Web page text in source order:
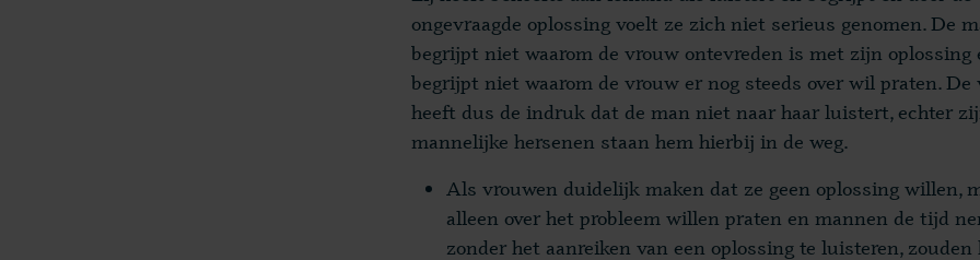
ongevraagde oplossing voelt ze zich niet serieus genomen. De
begrijpt niet waarom de vrouw ontevreden is met zijn oplossing
begrijpt niet waarom de vrouw er nog steeds over wil praten. De
heeft dus de indruk dat de man niet naar haar luistert, echter
mannelijke hersenen staan hem hierbij in de weg.
Als vrouwen duidelijk maken dat ze geen oplossing willen,
alleen over het probleem willen praten en mannen de tijd
zonder het aanreiken van een oplossing te luisteren, zouden